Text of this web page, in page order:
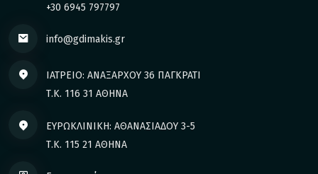
+30 6945 797797
info@gdimakis.gr
ΙΑΤΡΕΙΟ: ΑΝΑΞΑΡΧΟΥ 36 ΠΑΓΚΡΑΤΙ
Τ.Κ. 116 31 ΑΘΗΝΑ
ΕΥΡΩΚΛΙΝΙΚΗ: ΑΘΑΝΑΣΙΑΔΟΥ 3-5
Τ.Κ. 115 21 ΑΘΗΝΑ